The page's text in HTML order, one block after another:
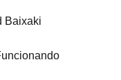
Baixaki